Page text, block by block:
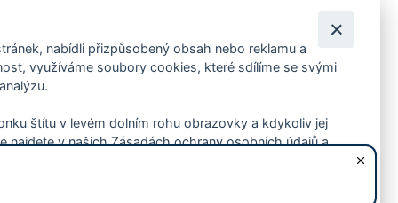
pozvánky na kulturní a sportovní akce?
nabídli přizpůsobený obsah nebo reklamu a
využíváme soubory cookies, které sdílíme se svými
štítu v levém dolním rohu obrazovky a kdykoliv jej
najdete v našich Zásadách ochrany osobních údajů a